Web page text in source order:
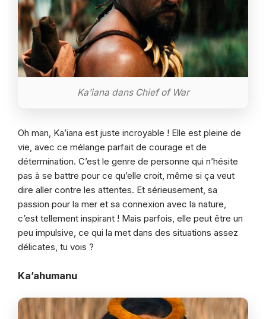
Ka’iana dans Chief of War
Oh man, Ka’iana est juste incroyable ! Elle est pleine de
vie, avec ce mélange parfait de courage et de
détermination. C’est le genre de personne qui n’hésite
pas à se battre pour ce qu’elle croit, même si ça veut
dire aller contre les attentes. Et sérieusement, sa
passion pour la mer et sa connexion avec la nature,
c’est tellement inspirant ! Mais parfois, elle peut être un
peu impulsive, ce qui la met dans des situations assez
délicates, tu vois ?
Ka’ahumanu